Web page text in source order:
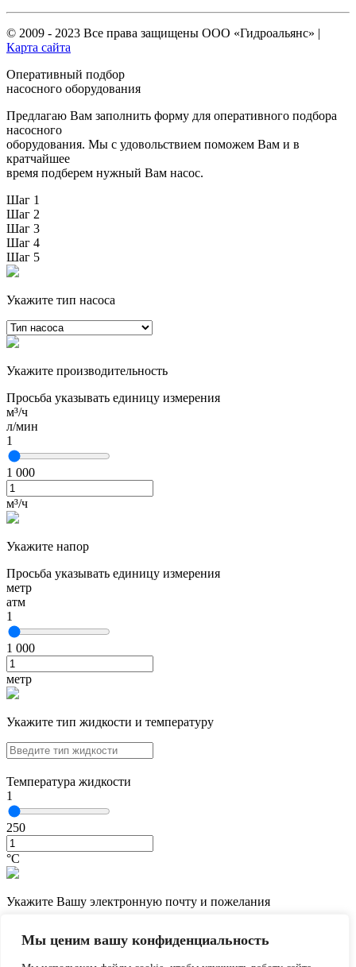
Мы ценим вашу конфиденциальность
© 2009 - 2023 Все права защищены ООО «Гидроальянс» |
Карта сайта
Оперативный подбор
насосного оборудования
Предлагаю Вам заполнить форму для оперативного подбора
насосного
оборудования. Мы с удовольствием поможем Вам и в
кратчайшее
время подберем нужный Вам насос.
Шаг 1
Шаг 2
Шаг 3
Шаг 4
Шаг 5
Укажите тип насоса
Укажите производительность
Просьба указывать единицу измерения
м³/ч
л/мин
1
1 000
м³/ч
Укажите напор
Просьба указывать единицу измерения
метр
атм
1
1 000
метр
Укажите тип жидкости и температуру
Температура жидкости
1
250
°С
Укажите Вашу электронную почту и пожелания